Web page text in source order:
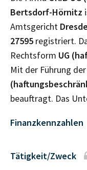
Bertsdorf-Hörnitz
Amtsgericht
27595 registriert.
Rechtsform UG
Mit der Führung
beauftragt. Das
Finanzkennzahlen
Tätigkeit/Zweck